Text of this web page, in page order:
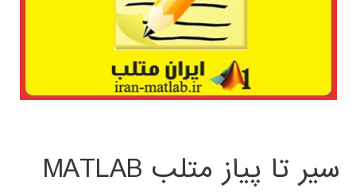
سیر تا پیاز متلب MATLAB